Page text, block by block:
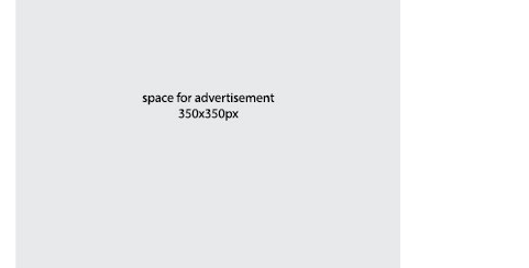
5 days আগে